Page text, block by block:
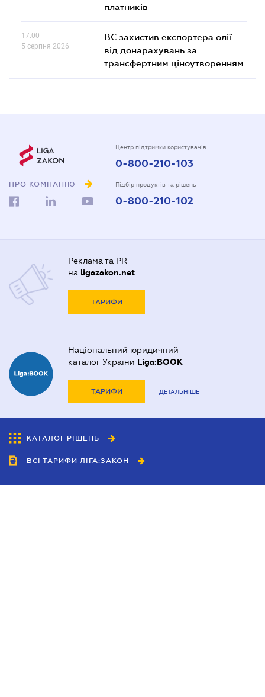
платників
17.00
5 серпня 2026
ВС захистив експортера олії
від донарахувань за
трансфертним ціноутворенням
ПРО КОМПАНІЮ
Центр підтримки користувачів
0-800-210-103
Підбір продуктів та рішень
0-800-210-102
Реклама та PR
на ligazakon.net
ТАРИФИ
Національний юридичний
каталог України Liga:BOOK
ТАРИФИ ДЕТАЛЬНІШЕ
КАТАЛОГ РІШЕНЬ
ВСІ ТАРИФИ ЛІГА:ЗАКОН